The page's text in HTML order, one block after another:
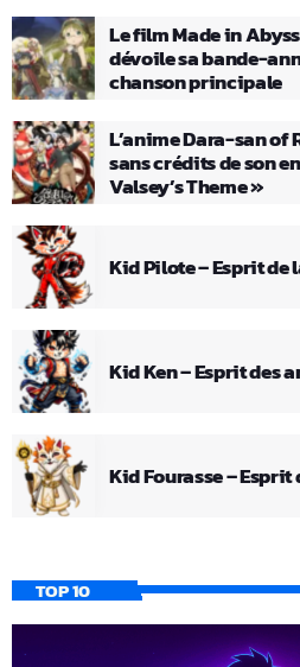
Le film Made in
dévoile sa bande-
chanson principale
L’anime Dara-san
sans crédits de son
Valsey’s Theme »
Kid Pilote – Esprit de
Kid Ken – Esprit des
Kid Fourasse –
TOP 10